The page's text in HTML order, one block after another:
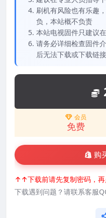
刷机有风险也有乐趣
负，本站概不负责
本站电视固件只建议
请务必详细检查固件
后无法下载或下载链
会员
免费
购
↑↑下载前请先复制密码，
下载遇到问题？请联系客服